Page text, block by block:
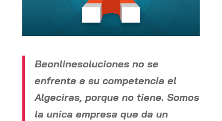
Beonlinesoluciones no se
enfrenta a su competencia el
Algeciras, porque no tiene. Somos
la unica empresa que da un